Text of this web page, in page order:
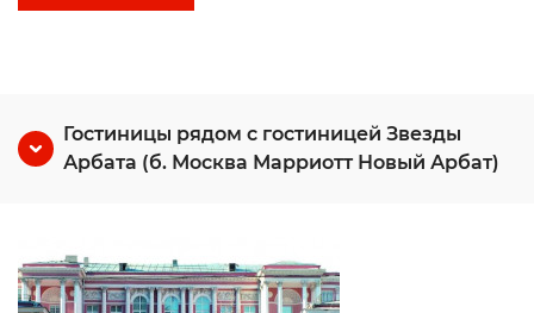
Гостиницы рядом с гостиницей Звезды
Арбата (б. Москва Марриотт Новый Арбат)